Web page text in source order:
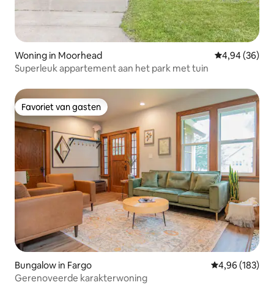
Woning in Moorhead Gemiddelde
4,94 (36)
Superleuk appartement aan het park met tuin
Favoriet van gasten
Favoriet van gasten
Bungalow in Fargo Gemiddelde
4,96 (183)
Gerenoveerde karakterwoning